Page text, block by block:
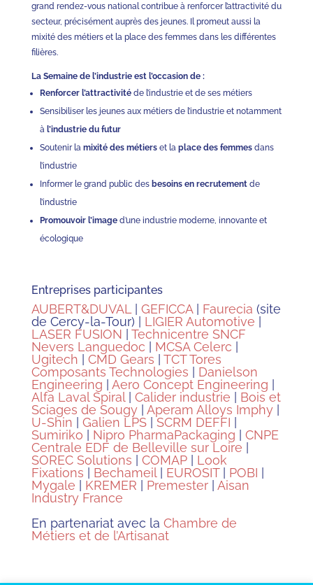
grand rendez-vous national contribue à renforcer l’attractivité du
secteur, précisément auprès des jeunes. Il promeut aussi la
mixité des métiers et la place des femmes dans les différentes
filières.
La Semaine de l’industrie est l’occasion de :
Renforcer l’attractivitéde l’industrie et de ses métiers
Sensibiliser les jeunes aux métiers de l’industrie et notamment
à l’industrie du futur
Soutenir la mixité des métierset la place des femmesdans
l’industrie
Informer le grand public des besoins en recrutementde
l’industrie
Promouvoir l’imaged’une industrie moderne, innovante et
écologique
Entreprises participantes
AUBERT&DUVAL | GEFICCA| Faurecia (site
de Cercy-la-Tour) | LIGIER Automotive |
LASER FUSION | Technicentre SNCF
Nevers Languedoc | MCSA Celerc |
Ugitech | CMD Gears | TCT Tores
Composants Technologies | Danielson
Engineering | Aero Concept Engineering |
Alfa Laval Spiral| Calider industrie | Bois et
Sciages de Sougy| Aperam Alloys Imphy|
U-Shin | Galien LPS|SCRM DEFFI |
Sumiriko | Nipro PharmaPackaging | CNPE
Centrale EDF de Belleville sur Loire |
SOREC Solutions | COMAP| Look
Fixations | Bechameil| EUROSIT| POBI |
Mygale | KREMER | Premester| Aisan
Industry France
En partenariat avec la Chambre de
Métiers et de l’Artisanat